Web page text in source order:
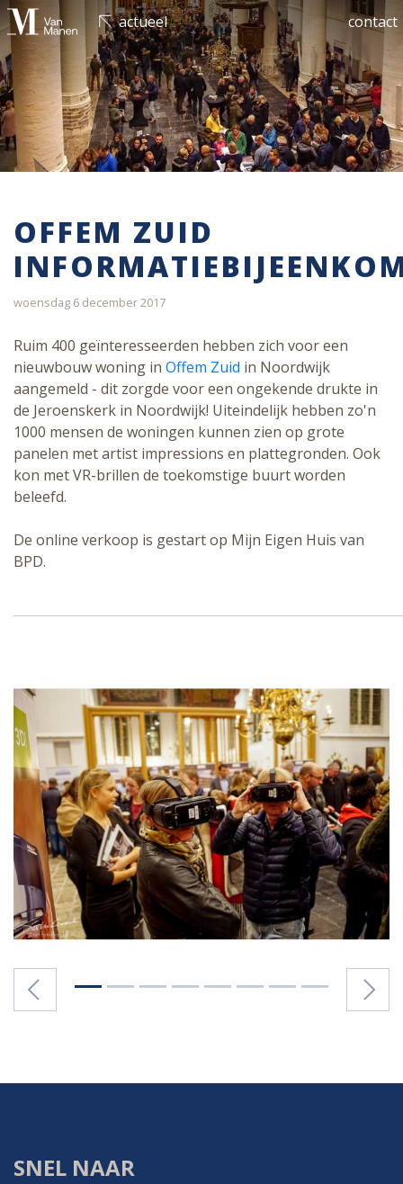
actueel contact
OFFEM ZUID
woensdag 6 december 2017
Ruim 400 geïnteresseerden hebben zich voor een
nieuwbouw woning in Offem Zuid in Noordwijk
aangemeld - dit zorgde voor een ongekende drukte in
de Jeroenskerk in Noordwijk! Uiteindelijk hebben zo'n
1000 mensen de woningen kunnen zien op grote
panelen met artist impressions en plattegronden. Ook
kon met VR-brillen de toekomstige buurt worden
beleefd.
De online verkoop is gestart op Mijn Eigen Huis van
BPD.
SNEL NAAR